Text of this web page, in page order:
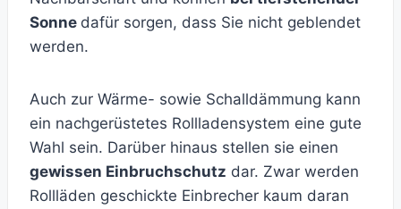
Sonne dafür sorgen, dass Sie nicht geblendet
werden.
Auch zur Wärme- sowie Schalldämmung kann
ein nachgerüstetes Rollladensystem eine gute
Wahl sein. Darüber hinaus stellen sie einen
gewissen Einbruchschutz dar. Zwar werden
Rollläden geschickte Einbrecher kaum daran